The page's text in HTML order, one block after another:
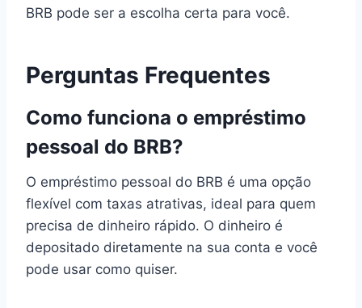
BRB pode ser a escolha certa para você.
Perguntas Frequentes
Como funciona o empréstimo
pessoal do BRB?
O empréstimo pessoal do BRB é uma opção
flexível com taxas atrativas, ideal para quem
precisa de dinheiro rápido. O dinheiro é
depositado diretamente na sua conta e você
pode usar como quiser.